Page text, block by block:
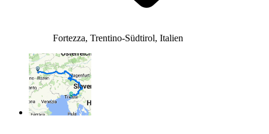
Fortezza, Trentino-Südtirol, Italien